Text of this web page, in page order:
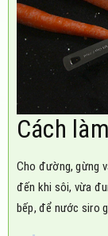
Cách
Cho đường, gừng
đến khi sôi, vừa
bếp, để nước siro